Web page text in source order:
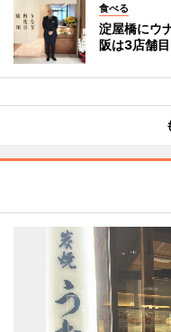
食べる
淀屋橋にウ
阪は3店舗目